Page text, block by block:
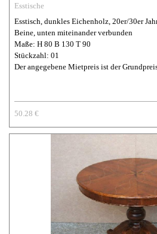
Esstische
Esstisch, dunkles Eichenholz, 20er/30er
Beine, unten miteinander verbunden
Maße: H 80 B 130 T 90
Stückzahl: 01
Der angegebene Mietpreis ist der
50.28 €